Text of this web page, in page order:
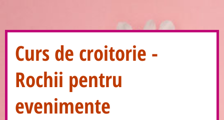
Curs de croitorie -
Rochii pentru
evenimente